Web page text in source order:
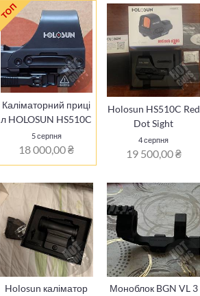
ТОП
Каліматорний приці
л HOLOSUN HS510C
5 серпня
18 000,00 ₴
Holosun HS510C Red
Dot Sight
4 серпня
19 500,00 ₴
Holosun каліматор
Моноблок BGN VL 3